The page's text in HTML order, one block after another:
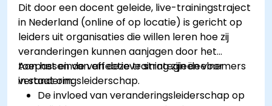
Dit door een docent geleide, live-trainingstraject
in Nederland (online of op locatie) is gericht op
leiders uit organisaties die willen leren hoe zij
veranderingen kunnen aanjagen door het
toepassen van effectieve strategieën voor
veranderingsleiderschap.
Aan het einde van deze training zijn deelnemers
in staat om:
De invloed van veranderingsleiderschap op